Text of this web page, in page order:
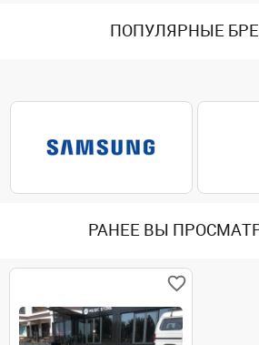
ПОПУЛЯРНЫЕ
РАНЕЕ ВЫ